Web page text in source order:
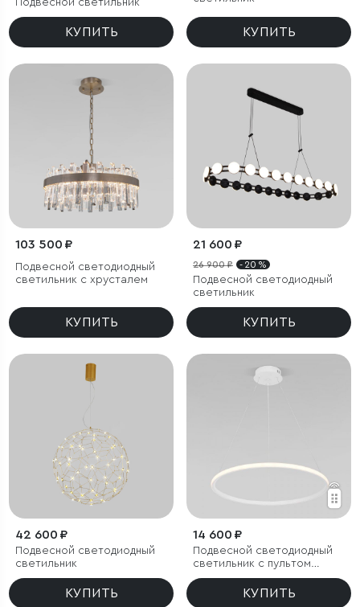
Подвесной светильник
КУПИТЬ КУПИТЬ
103 500 ₽
Подвесной светодиодный
светильник с хрусталем
КУПИТЬ
21 600 ₽
26 900 ₽ - 20 %
Подвесной светодиодный
светильник
КУПИТЬ
42 600 ₽
Подвесной светодиодный
светильник
КУПИТЬ
14 600 ₽
Подвесной светодиодный
светильник с пультом
управления
КУПИТЬ